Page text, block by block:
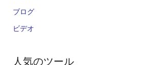
ブログ
ビデオ
人気のツール